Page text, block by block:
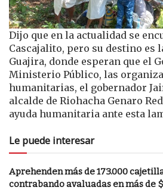
Dijo que en la actualidad se
Cascajalito, pero su destino es
Guajira, donde esperan que el
Ministerio Público, las
humanitarias, el gobernador
alcalde de Riohacha Genaro
ayuda humanitaria ante esta
Le puede interesar
Aprehenden más de 173.000
contrabando avaluadas en más de